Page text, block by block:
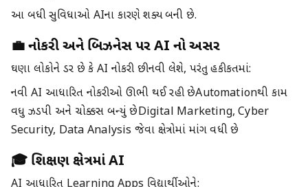
આ બધી સુવિધાઓ AIના કારણે શક્ય બની છે.
💼 નોકરી અને બિઝનેસ પર AI નો અસર
ઘણા લોકોને ડર છે કે AI નોકરી છીનવી લેશે, પરંતુ હકીકતમાં:
નવી AI આધારિત નોકરીઓ ઊભી થઈ રહી છેAutomationથી કામ
વધુ ઝડપી અને ચોક્કસ બન્યું છેDigital Marketing, Cyber
Security, Data Analysis જેવા ક્ષેત્રોમાં માંગ વધી છે
🎓 શિક્ષણ ક્ષેત્રમાં AI